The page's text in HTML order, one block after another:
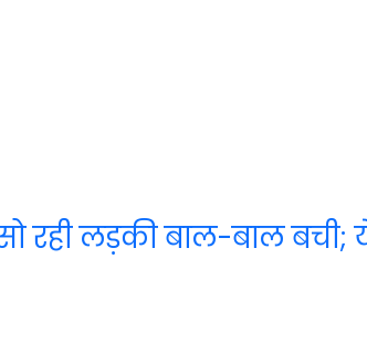
रही लड़की बाल-बाल बची;